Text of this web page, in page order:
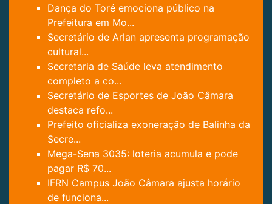
Dança do Toré emociona público na
Prefeitura em Mo...
Secretário de Arlan apresenta programação
cultural...
Secretaria de Saúde leva atendimento
completo a co...
Secretário de Esportes de João Câmara
destaca refo...
Prefeito oficializa exoneração de Balinha da
Secre...
Mega-Sena 3035: loteria acumula e pode
pagar R$ 70...
IFRN Campus João Câmara ajusta horário
de funciona...